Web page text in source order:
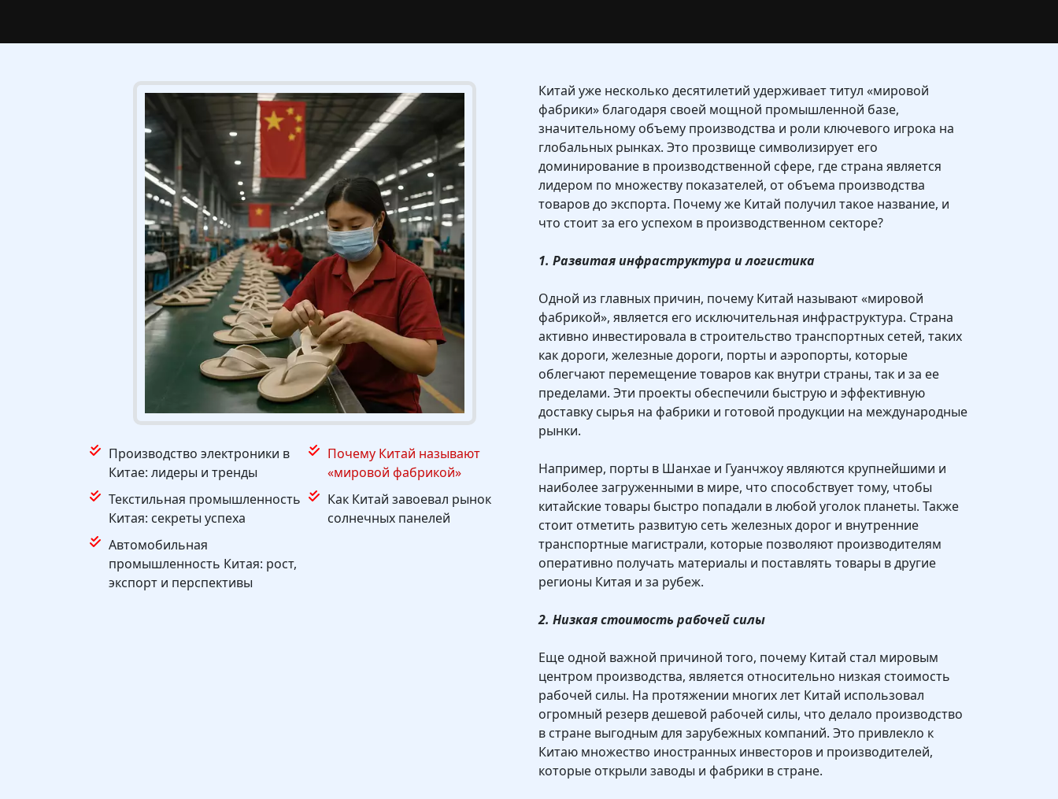
Производство электроники в
Китае: лидеры и тренды
Почему Китай называют
«мировой фабрикой»
Текстильная промышленность
Китая: секреты успеха
Как Китай завоевал рынок
солнечных панелей
Автомобильная
промышленность Китая: рост,
экспорт и перспективы
Китай уже несколько десятилетий удерживает титул «мировой
фабрики» благодаря своей мощной промышленной базе,
значительному объему производства и роли ключевого игрока на
глобальных рынках. Это прозвище символизирует его
доминирование в производственной сфере, где страна является
лидером по множеству показателей, от объема производства
товаров до экспорта. Почему же Китай получил такое название, и
что стоит за его успехом в производственном секторе?
1. Развитая инфраструктура и логистика
Одной из главных причин, почему Китай называют «мировой
фабрикой», является его исключительная инфраструктура. Страна
активно инвестировала в строительство транспортных сетей, таких
как дороги, железные дороги, порты и аэропорты, которые
облегчают перемещение товаров как внутри страны, так и за ее
пределами. Эти проекты обеспечили быструю и эффективную
доставку сырья на фабрики и готовой продукции на международные
рынки.
Например, порты в Шанхае и Гуанчжоу являются крупнейшими и
наиболее загруженными в мире, что способствует тому, чтобы
китайские товары быстро попадали в любой уголок планеты. Также
стоит отметить развитую сеть железных дорог и внутренние
транспортные магистрали, которые позволяют производителям
оперативно получать материалы и поставлять товары в другие
регионы Китая и за рубеж.
2. Низкая стоимость рабочей силы
Еще одной важной причиной того, почему Китай стал мировым
центром производства, является относительно низкая стоимость
рабочей силы. На протяжении многих лет Китай использовал
огромный резерв дешевой рабочей силы, что делало производство
в стране выгодным для зарубежных компаний. Это привлекло к
Китаю множество иностранных инвесторов и производителей,
которые открыли заводы и фабрики в стране.